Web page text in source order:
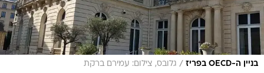
בניין ה-OECD בפריז / גלובס, צילום: עמירם ברקת